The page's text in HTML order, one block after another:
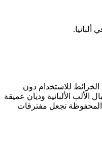
ألبانيا.
للاستخدام دون
الألبانية وديان عميقة
المحفوظة تجعل مفترقات